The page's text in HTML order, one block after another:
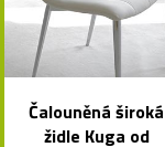
Čalouněná široká
židle Kuga od